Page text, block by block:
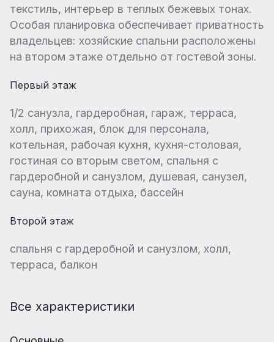
текстиль, интерьер в теплых бежевых тонах.
Особая планировка обеспечивает приватность
владельцев: хозяйские спальни расположены
на втором этаже отдельно от гостевой зоны.
Первый этаж
1/2 санузла, гардеробная, гараж, терраса,
холл, прихожая, блок для персонала,
котельная, рабочая кухня, кухня-столовая,
гостиная со вторым светом, спальня с
гардеробной и санузлом, душевая, санузел,
сауна, комната отдыха, бассейн
Второй этаж
спальня с гардеробной и санузлом, холл,
терраса, балкон
Все характеристики